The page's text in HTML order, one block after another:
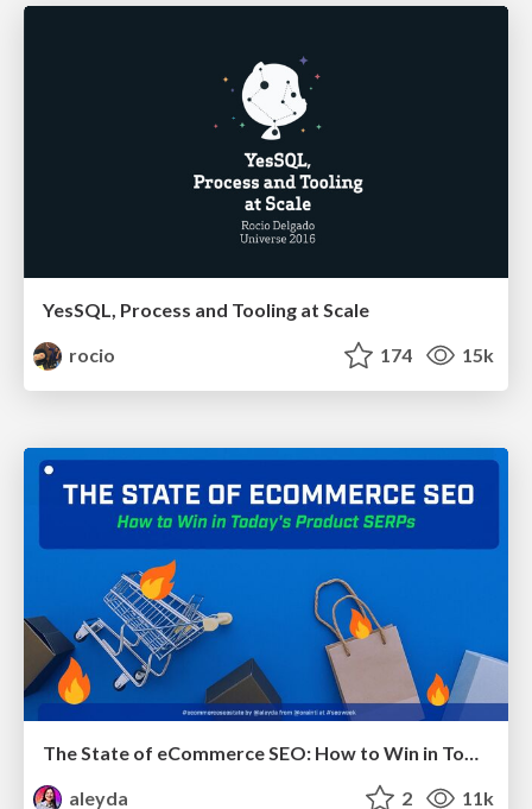
YesSQL, Process and Tooling at Scale
rocio
174 15k
aleyda
2 11k